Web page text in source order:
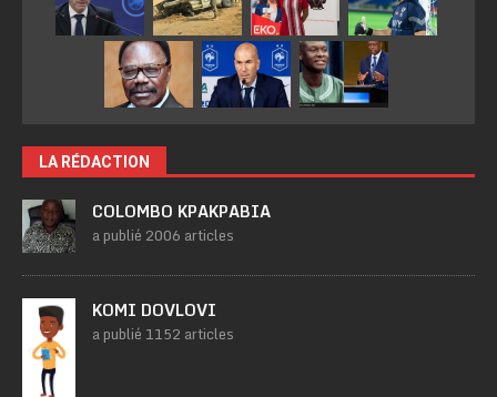
LA RÉDACTION
COLOMBO KPAKPABIA
a publié 2006 articles
KOMI DOVLOVI
a publié 1152 articles